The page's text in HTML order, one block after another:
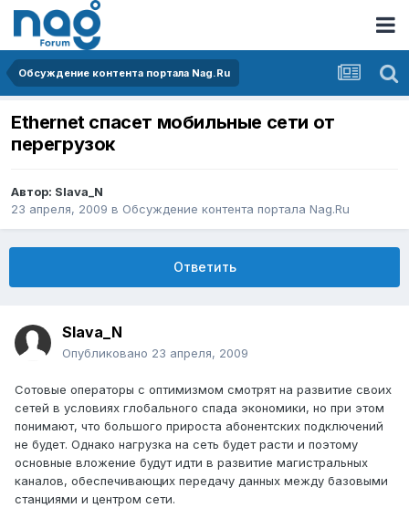
Обсуждение контента портала Nag.Ru
Ethernet спасет мобильные сети от
перегрузок
Автор: Slava_N
23 апреля, 2009 в Обсуждение контента портала Nag.Ru
Ответить
Slava_N
Опубликовано 23 апреля, 2009
Сотовые операторы с оптимизмом смотрят на развитие своих
сетей в условиях глобального спада экономики, но при этом
понимают, что большого прироста абонентских подключений
не будет. Однако нагрузка на сеть будет расти и поэтому
основные вложение будут идти в развитие магистральных
каналов, обеспечивающих передачу данных между базовыми
станциями и центром сети.